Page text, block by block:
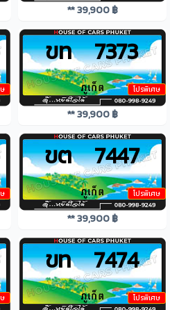
** 39,900 ฿
โปรพิเศษ
ขท 7373
** 39,900 ฿
โปรพิเศษ
ขต 7447
** 39,900 ฿
โปรพิเศษ
ขท 7474